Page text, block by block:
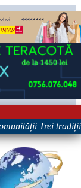
Trei tradiții.